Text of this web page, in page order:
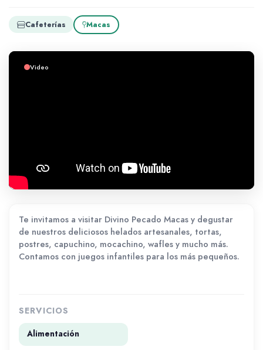
Cafeterías Macas
Video
Te invitamos a visitar Divino Pecado Macas y degustar
de nuestros deliciosos helados artesanales, tortas,
postres, capuchino, mocachino, wafles y mucho más.
Contamos con juegos infantiles para los más pequeños.
SERVICIOS
Alimentación